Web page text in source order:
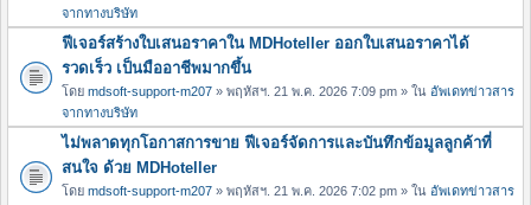
จากทางบริษัท
ฟีเจอร์สร้างใบเสนอราคาใน MDHoteller ออกใบเสนอราคาได้
รวดเร็ว เป็นมืออาชีพมากขึ้น
โดย mdsoft-support-m207 » พฤหัสฯ. 21 พ.ค. 2026 7:09 pm » ใน อัพเดทข่าวสาร
จากทางบริษัท
ไม่พลาดทุกโอกาสการขาย ฟีเจอร์จัดการและบันทึกข้อมูลลูกค้าที่
สนใจ ด้วย MDHoteller
โดย mdsoft-support-m207 » พฤหัสฯ. 21 พ.ค. 2026 7:02 pm » ใน อัพเดทข่าวสาร